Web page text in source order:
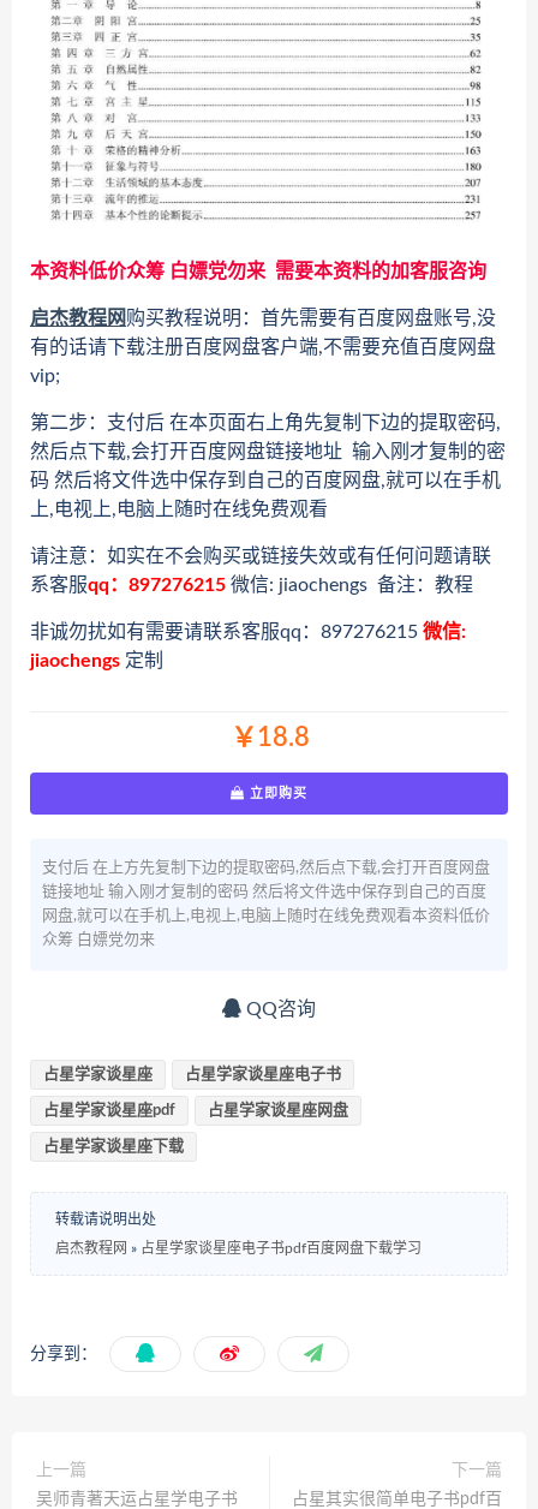
本资料低价众筹 白嫖党勿来 需要本资料的加客服咨询
启杰教程网购买教程说明：首先需要有百度网盘账号,没
有的话请下载注册百度网盘客户端,不需要充值百度网盘
vip;
第二步：支付后 在本页面右上角先复制下边的提取密码,
然后点下载,会打开百度网盘链接地址 输入刚才复制的密
码 然后将文件选中保存到自己的百度网盘,就可以在手机
上,电视上,电脑上随时在线免费观看
请注意：如实在不会购买或链接失效或有任何问题请联
系客服qq：897276215 微信: jiaochengs 备注：教程
非诚勿扰如有需要请联系客服qq：897276215 微信:
jiaochengs 定制
￥18.8
立即购买
支付后 在上方先复制下边的提取密码,然后点下载,会打开百度网盘
链接地址 输入刚才复制的密码 然后将文件选中保存到自己的百度
网盘,就可以在手机上,电视上,电脑上随时在线免费观看本资料低价
众筹 白嫖党勿来
QQ咨询
占星学家谈星座 占星学家谈星座电子书
占星学家谈星座pdf 占星学家谈星座网盘
占星学家谈星座下载
转载请说明出处
启杰教程网 » 占星学家谈星座电子书pdf百度网盘下载学习
分享到：
上一篇
吴师青著天运占星学电子书
下一篇
占星其实很简单电子书pdf百